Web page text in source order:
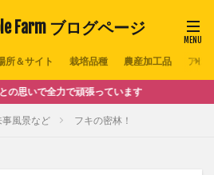
Farm ブログページ
所＆サイト 栽培品種 農産加工品 アク
で頑張っています
風景など フキの密林！